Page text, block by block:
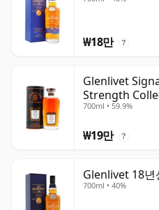
₩18만 ?
Glenlivet
Strength
700ml • 59.9%
₩19만 ?
Glenlivet 18
700ml • 40%